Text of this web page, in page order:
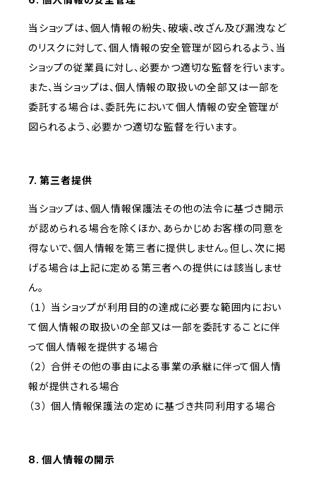
当ショップは、個人情報の紛失、破壊、改ざん及び漏洩など
のリスクに対して、個人情報の安全管理が図られるよう、当
ショップの従業員に対し、必要かつ適切な監督を行います。
また、当ショップは、個人情報の取扱いの全部又は一部を
委託する場合は、委託先において個人情報の安全管理が
図られるよう、必要かつ適切な監督を行います。
7. 第三者提供
当ショップは、個人情報保護法その他の法令に基づき開示
が認められる場合を除くほか、あらかじめお客様の同意を
得ないで、個人情報を第三者に提供しません。但し、次に掲
げる場合は上記に定める第三者への提供には該当しませ
ん。
（１） 当ショップが利用目的の達成に必要な範囲内におい
て個人情報の取扱いの全部又は一部を委託することに伴
って個人情報を提供する場合
（２） 合併その他の事由による事業の承継に伴って個人情
報が提供される場合
（３） 個人情報保護法の定めに基づき共同利用する場合
8. 個人情報の開示